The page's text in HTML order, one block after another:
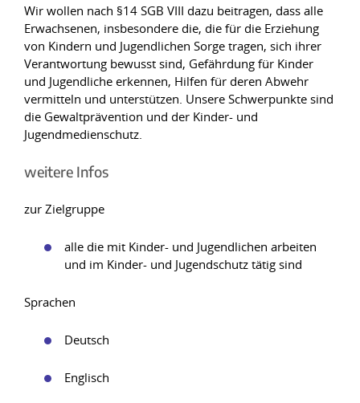
Wir wollen nach §14 SGB VIII dazu beitragen, dass alle
Erwachsenen, insbesondere die, die für die Erziehung
von Kindern und Jugendlichen Sorge tragen, sich ihrer
Verantwortung bewusst sind, Gefährdung für Kinder
und Jugendliche erkennen, Hilfen für deren Abwehr
vermitteln und unterstützen. Unsere Schwerpunkte sind
die Gewaltprävention und der Kinder- und
Jugendmedienschutz.
weitere Infos
zur Zielgruppe
alle die mit Kinder- und Jugendlichen arbeiten
und im Kinder- und Jugendschutz tätig sind
Sprachen
Deutsch
Englisch